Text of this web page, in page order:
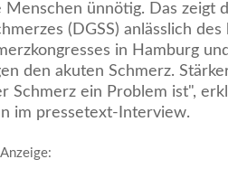
ünnötig. Das zeigt
(DGSS) anlässlich
in Hamburg
den akuten Schmerz.
Schmerz ein Problem ist",
im pressetext-Interview.
Anzeige: